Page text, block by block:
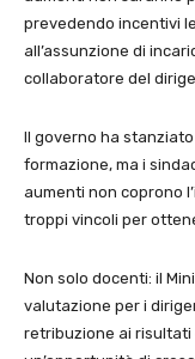
prevedendo incentivi
all’assunzione di
collaboratore del
Il governo ha
formazione, ma i
aumenti non coprono
troppi vincoli per
Non solo docenti: il
valutazione per i
retribuzione ai risultati